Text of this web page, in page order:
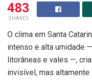
483
SHARES
O clima em Santa
intenso e alta umidade
litorâneas e vales —,
invisível, mas